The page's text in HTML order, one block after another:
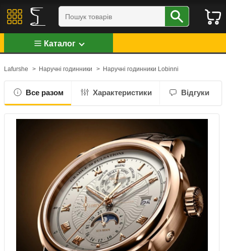
Каталог
Lafurshe > Наручні годинники > Наручні годинники Lobinni
Все разом Характеристики Відгуки